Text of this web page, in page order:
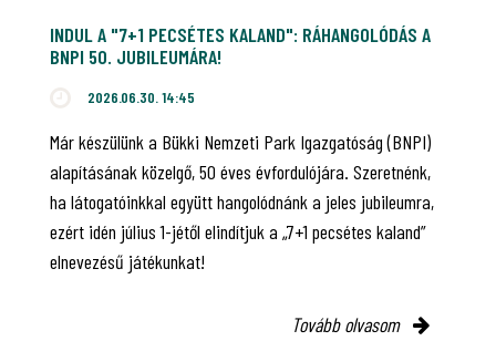
INDUL A "7+1 PECSÉTES KALAND": RÁHANGOLÓDÁS A
BNPI 50. JUBILEUMÁRA!
2026.06.30. 14:45
Már készülünk a Bükki Nemzeti Park Igazgatóság (BNPI)
alapításának közelgő, 50 éves évfordulójára. Szeretnénk,
ha látogatóinkkal együtt hangolódnánk a jeles jubileumra,
ezért idén július 1-jétől elindítjuk a „7+1 pecsétes kaland”
elnevezésű játékunkat!
Tovább olvasom